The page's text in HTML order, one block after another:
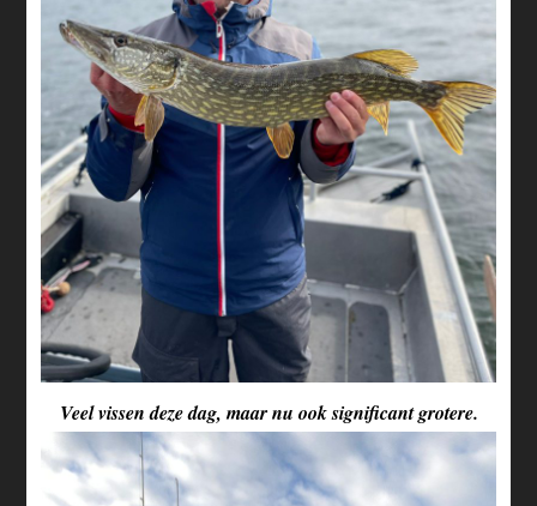
Veel vissen deze dag, maar nu ook significant grotere.